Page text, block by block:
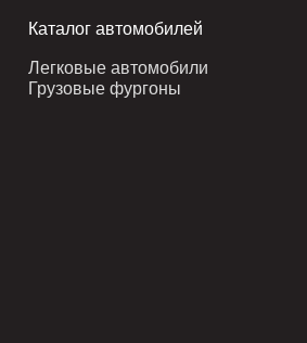
Каталог автомобилей
Легковые автомобили
Грузовые фургоны